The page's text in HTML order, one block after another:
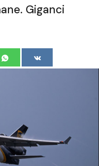
Giganci